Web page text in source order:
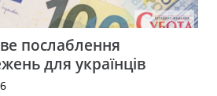
послаблення
для українців